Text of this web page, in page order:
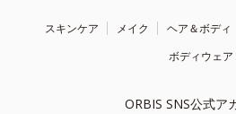
スキンケア メイク ヘア＆ボディ
ボディウェア
ORBIS SNS公式ア